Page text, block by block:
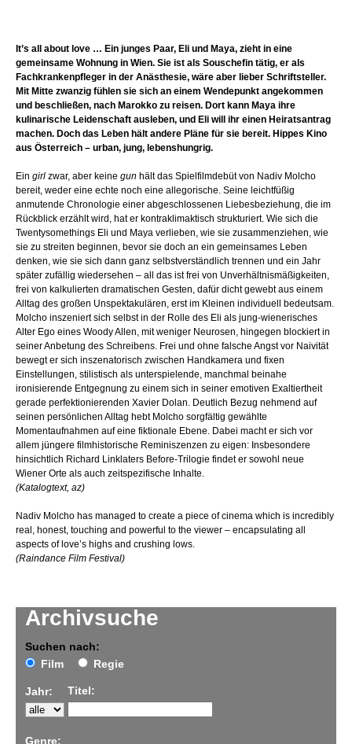
Archivsuche
Suchen nach:
Film
Regie
Jahr: Titel:
Genre:
It’s all about love … Ein junges Paar, Eli und Maya, zieht in eine
gemeinsame Wohnung in Wien. Sie ist als Souschefin tätig, er als
Fachkrankenpfleger in der Anästhesie, wäre aber lieber Schriftsteller.
Mit Mitte zwanzig fühlen sie sich an einem Wendepunkt angekommen
und beschließen, nach Marokko zu reisen. Dort kann Maya ihre
kulinarische Leidenschaft ausleben, und Eli will ihr einen Heiratsantrag
machen. Doch das Leben hält andere Pläne für sie bereit. Hippes Kino
aus Österreich – urban, jung, lebenshungrig.
Ein girl zwar, aber keine gun hält das Spielfilmdebüt von Nadiv Molcho
bereit, weder eine echte noch eine allegorische. Seine leichtfüßig
anmutende Chronologie einer abgeschlossenen Liebesbeziehung, die im
Rückblick erzählt wird, hat er kontraklimaktisch strukturiert. Wie sich die
Twentysomethings Eli und Maya verlieben, wie sie zusammenziehen, wie
sie zu streiten beginnen, bevor sie doch an ein gemeinsames Leben
denken, wie sie sich dann ganz selbstverständlich trennen und ein Jahr
später zufällig wiedersehen – all das ist frei von Unverhältnismäßigkeiten,
frei von kalkulierten dramatischen Gesten, dafür dicht gewebt aus einem
Alltag des großen Unspektakulären, erst im Kleinen individuell bedeutsam.
Molcho inszeniert sich selbst in der Rolle des Eli als jung-wienerisches
Alter Ego eines Woody Allen, mit weniger Neurosen, hingegen blockiert in
seiner Anbetung des Schreibens. Frei und ohne falsche Angst vor Naivität
bewegt er sich inszenatorisch zwischen Handkamera und fixen
Einstellungen, stilistisch als unterspielende, manchmal beinahe
ironisierende Entgegnung zu einem sich in seiner emotiven Exaltiertheit
gerade perfektionierenden Xavier Dolan. Deutlich Bezug nehmend auf
seinen persönlichen Alltag hebt Molcho sorgfältig gewählte
Momentaufnahmen auf eine fiktionale Ebene. Dabei macht er sich vor
allem jüngere filmhistorische Reminiszenzen zu eigen: Insbesondere
hinsichtlich Richard Linklaters Before-Trilogie findet er sowohl neue
Wiener Orte als auch zeitspezifische Inhalte.
(Katalogtext, az)
Nadiv Molcho has managed to create a piece of cinema which is incredibly
real, honest, touching and powerful to the viewer – encapsulating all
aspects of love’s highs and crushing lows.
(Raindance Film Festival)